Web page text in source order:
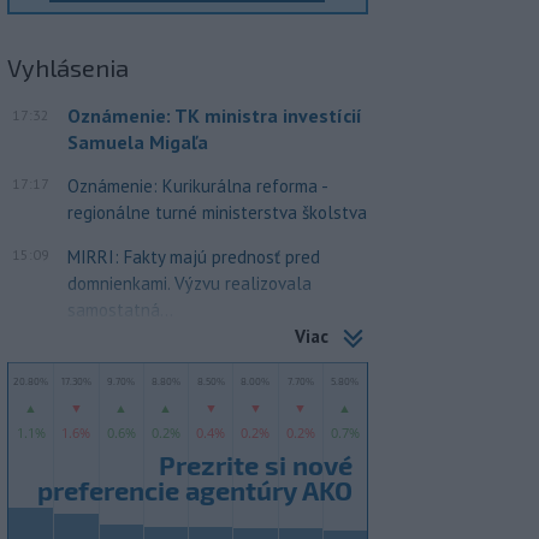
Vyhlásenia
17:32
Oznámenie: TK ministra investícií
Samuela Migaľa
17:17
Oznámenie: Kurikurálna reforma -
regionálne turné ministerstva školstva
15:09
MIRRI: Fakty majú prednosť pred
domnienkami. Výzvu realizovala
samostatná...
Viac